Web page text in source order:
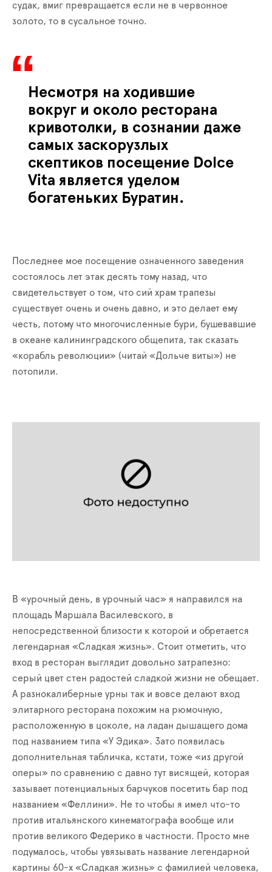
судак, вмиг превращается если не в червонное
золото, то в сусальное точно.
Несмотря на ходившие
вокруг и около ресторана
кривотолки, в сознании даже
самых заскорузлых
скептиков посещение Dolce
Vita является уделом
богатеньких Буратин.
Последнее мое посещение означенного заведения
состоялось лет этак десять тому назад, что
свидетельствует о том, что сий храм трапезы
существует очень и очень давно, и это делает ему
честь, потому что многочисленные бури, бушевавшие
в океане калининградского общепита, так сказать
«корабль революции» (читай «Дольче виты») не
потопили.
В «урочный день, в урочный час» я направился на
площадь Маршала Василевского, в
непосредственной близости к которой и обретается
легендарная «Сладкая жизнь». Стоит отметить, что
вход в ресторан выглядит довольно затрапезно:
серый цвет стен радостей сладкой жизни не обещает.
А разнокалиберные урны так и вовсе делают вход
элитарного ресторана похожим на рюмочную,
расположенную в цоколе, на ладан дышащего дома
под названием типа «У Эдика». Зато появилась
дополнительная табличка, кстати, тоже «из другой
оперы» по сравнению с давно тут висящей, которая
зазывает потенциальных барчуков посетить бар под
названием «Феллини». Не то чтобы я имел что-то
против итальянского кинематографа вообще или
против великого Федерико в частности. Просто мне
подумалось, чтобы увязывать название легендарной
картины 60-х «Сладкая жизнь» с фамилией человека,